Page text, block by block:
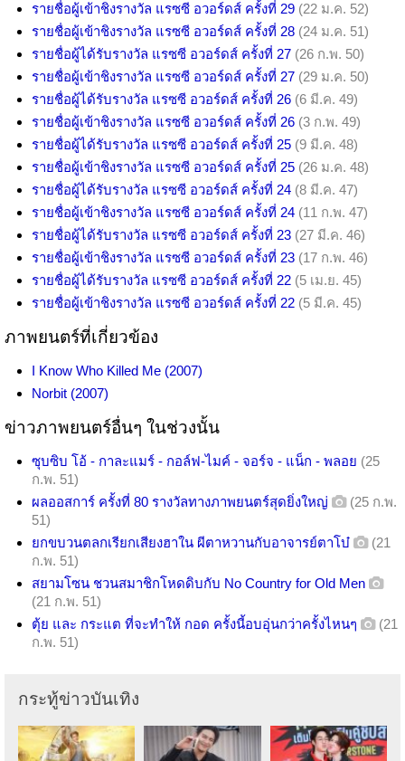
รายชื่อผู้เข้าชิงรางวัล แรซซี อวอร์ดส์ ครั้งที่ 29 (22 ม.ค. 52)
รายชื่อผู้เข้าชิงรางวัล แรซซี อวอร์ดส์ ครั้งที่ 28 (24 ม.ค. 51)
รายชื่อผู้ได้รับรางวัล แรซซี อวอร์ดส์ ครั้งที่ 27 (26 ก.พ. 50)
รายชื่อผู้เข้าชิงรางวัล แรซซี อวอร์ดส์ ครั้งที่ 27 (29 ม.ค. 50)
รายชื่อผู้ได้รับรางวัล แรซซี อวอร์ดส์ ครั้งที่ 26 (6 มี.ค. 49)
รายชื่อผู้เข้าชิงรางวัล แรซซี อวอร์ดส์ ครั้งที่ 26 (3 ก.พ. 49)
รายชื่อผู้ได้รับรางวัล แรซซี อวอร์ดส์ ครั้งที่ 25 (9 มี.ค. 48)
รายชื่อผู้เข้าชิงรางวัล แรซซี อวอร์ดส์ ครั้งที่ 25 (26 ม.ค. 48)
รายชื่อผู้ได้รับรางวัล แรซซี อวอร์ดส์ ครั้งที่ 24 (8 มี.ค. 47)
รายชื่อผู้เข้าชิงรางวัล แรซซี อวอร์ดส์ ครั้งที่ 24 (11 ก.พ. 47)
รายชื่อผู้ได้รับรางวัล แรซซี อวอร์ดส์ ครั้งที่ 23 (27 มี.ค. 46)
รายชื่อผู้เข้าชิงรางวัล แรซซี อวอร์ดส์ ครั้งที่ 23 (17 ก.พ. 46)
รายชื่อผู้ได้รับรางวัล แรซซี อวอร์ดส์ ครั้งที่ 22 (5 เม.ย. 45)
รายชื่อผู้เข้าชิงรางวัล แรซซี อวอร์ดส์ ครั้งที่ 22 (5 มี.ค. 45)
ภาพยนตร์ที่เกี่ยวข้อง
I Know Who Killed Me (2007)
Norbit (2007)
ข่าวภาพยนตร์อื่นๆ ในช่วงนั้น
ซุบซิบ โอ้ - กาละแมร์ - กอล์ฟ-ไมค์ - จอร์จ - แน็ก - พลอย (25
ก.พ. 51)
ผลออสการ์ ครั้งที่ 80 รางวัลทางภาพยนตร์สุดยิ่งใหญ่
(25 ก.พ.
51)
ยกขบวนตลกเรียกเสียงฮาใน ผีตาหวานกับอาจารย์ตาโบ๋
(21
ก.พ. 51)
สยามโซน ชวนสมาชิกโหดดิบกับ No Country for Old Men
(21 ก.พ. 51)
ตุ้ย และ กระแต ที่จะทำให้ กอด ครั้งนี้อบอุ่นกว่าครั้งไหนๆ
(21
ก.พ. 51)
กระทู้ข่าวบันเทิง